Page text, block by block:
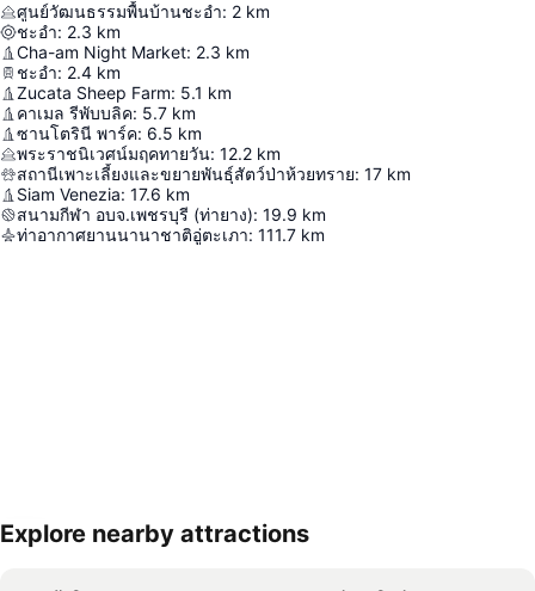
ศูนย์วัฒนธรรมพื้นบ้านชะอำ: 2 km
ชะอำ: 2.3 km
Cha-am Night Market: 2.3 km
ชะอำ: 2.4 km
Zucata Sheep Farm: 5.1 km
คาเมล รีพับบลิค: 5.7 km
ซานโตรินี พาร์ค: 6.5 km
พระราชนิเวศน์มฤคทายวัน: 12.2 km
สถานีเพาะเลี้ยงและขยายพันธุ์สัตว์ป่าห้วยทราย: 17 km
Siam Venezia: 17.6 km
สนามกีฬา อบจ.เพชรบุรี (ท่ายาง): 19.9 km
ท่าอากาศยานนานาชาติอู่ตะเภา: 111.7 km
Explore nearby attractions